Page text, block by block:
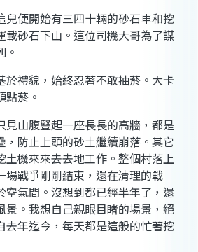
便開始有三四十輛的砂石車和挖
載砂石下山。這位司機大哥為了謀
。
禮貌，始終忍著不敢抽菸。大卡
點菸。
山腹豎起一座長長的高牆，都是
，防止上頭的砂土繼續崩落。其它
土機來來去去地工作。整個村落上
場戰爭剛剛結束，還在清理的戰
空氣間。沒想到都已經半年了，還
景。我想自己親眼目睹的場景，絕
去年迄今，每天都是這般的忙著挖